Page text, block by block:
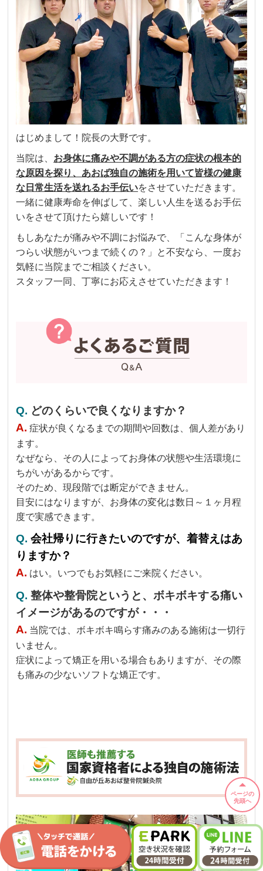
はじめまして！院長の大野です。
当院は、 お身体に痛みや不調がある方の症状の根本的
な原因を探り、あおば独自の施術を用いて皆様の健康
な日常生活を送れるお手伝いをさせていただきます。
一緒に健康寿命を伸ばして、楽しい人生を送るお手伝
いをさせて頂けたら嬉しいです！
もしあなたが痛みや不調にお悩みで、「こんな身体が
つらい状態がいつまで続くの？」と不安なら、一度お
気軽に当院までご相談ください。
スタッフ一同、丁寧にお応えさせていただきます！
Q. どのくらいで良くなりますか？
A. 症状が良くなるまでの期間や回数は、個人差があり
ます。
なぜなら、その人によってお身体の状態や生活環境に
ちがいがあるからです。
そのため、現段階では断定ができません。
目安にはなりますが、お身体の変化は数日～１ヶ月程
度で実感できます。
Q.会社帰りに行きたいのですが、着替えはあ
りますか？
A. はい。いつでもお気軽にご来院ください。
Q.整体や整骨院というと、ボキボキする痛い
イメージがあるのですが・・・
A. 当院では、ボキボキ鳴らす痛みのある施術は一切行
いません。
症状によって矯正を用いる場合もありますが、その際
も痛みの少ないソフトな矯正です。
ページの
先頭へ